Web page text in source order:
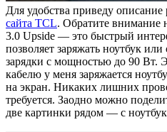
Для удобства приведу описание
сайта TCL. Обратите внимание
3.0 Upside — это быстрый
позволяет заряжать ноутбук
зарядки с мощностью до 90 Вт.
кабелю у меня заряжается
на экран. Никаких лишних
требуется. Заодно можно
две картинки рядом — с